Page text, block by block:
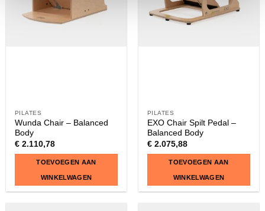
PILATES
Wunda Chair – Balanced
Body
€2.110,78
TOEVOEGEN AAN
WINKELWAGEN
PILATES
EXO Chair Spilt Pedal –
Balanced Body
€2.075,88
TOEVOEGEN AAN
WINKELWAGEN